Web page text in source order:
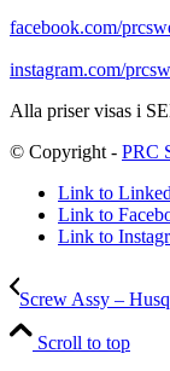
facebook.com/
instagram.com/
Alla priser visas i
© Copyright - PRC
Link to
Link to
Link to
Screw Assy –
Scroll to top